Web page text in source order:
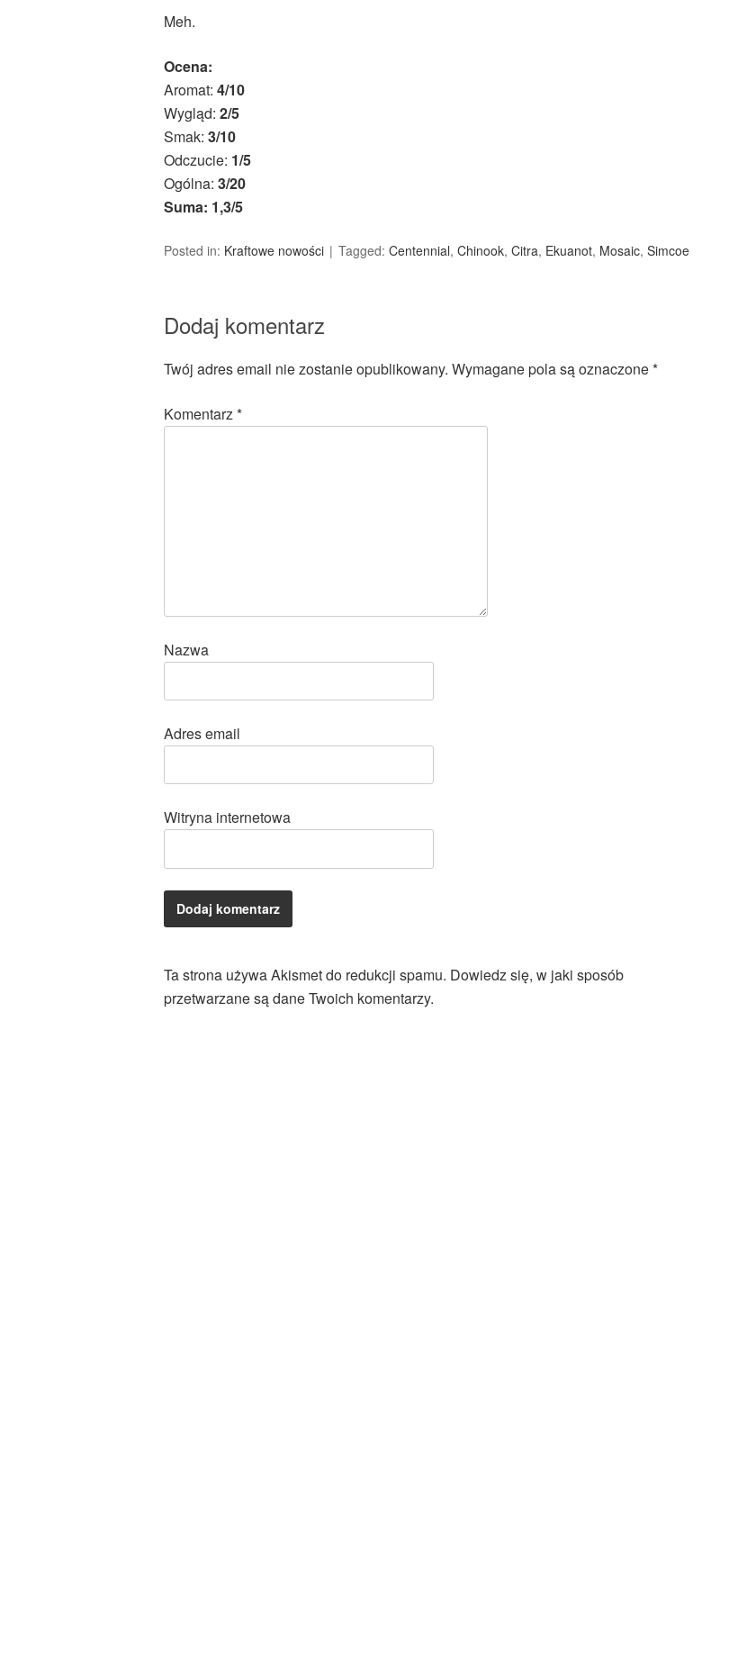
Meh.
Ocena:
Aromat: 4/10
Wygląd: 2/5
Smak: 3/10
Odczucie: 1/5
Ogólna: 3/20
Suma: 1,3/5
Posted in: Kraftowe nowości Tagged: Centennial, Chinook, Citra, Ekuanot, Mosaic, Simcoe
Dodaj komentarz
Twój adres email nie zostanie opublikowany. Wymagane pola są oznaczone*
Komentarz*
Nazwa
Adres email
Witryna internetowa
Ta strona używa Akismet do redukcji spamu. Dowiedz się, w jaki sposób
przetwarzane są dane Twoich komentarzy.